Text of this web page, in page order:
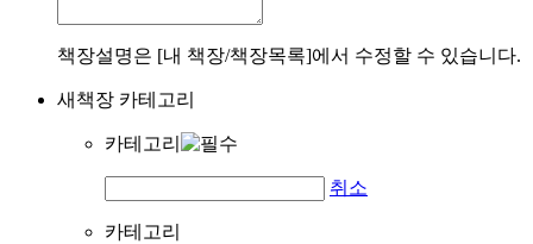
책장설명은 [내 책장/책장목록]에서 수정할 수 있습니다.
새책장 카테고리
카테고리
취소
카테고리